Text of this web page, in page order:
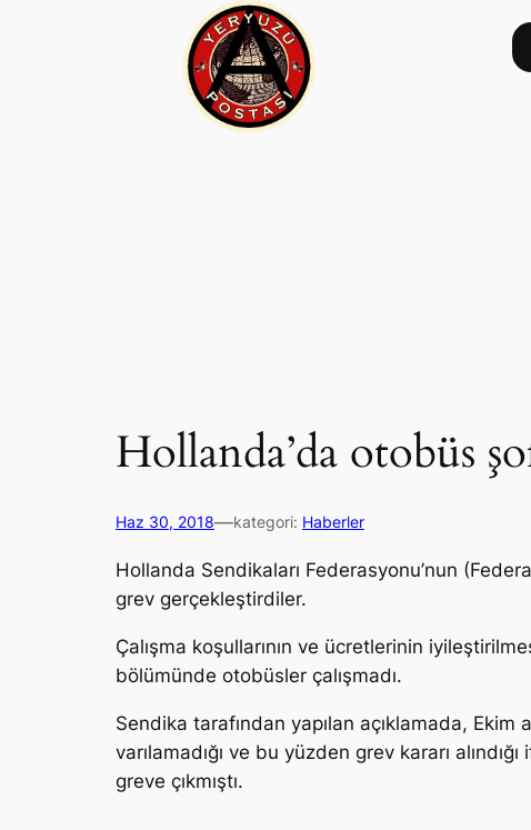
Hollanda’da otobüs
Haz 30, 2018—kategori: Haberler
Hollanda Sendikaları Federasyonu’nun
grev gerçekleştirdiler.
Çalışma koşullarının ve ücretlerinin
bölümünde otobüsler çalışmadı.
Sendika tarafından yapılan açıklamada,
varılamadığı ve bu yüzden grev kararı
greve çıkmıştı.